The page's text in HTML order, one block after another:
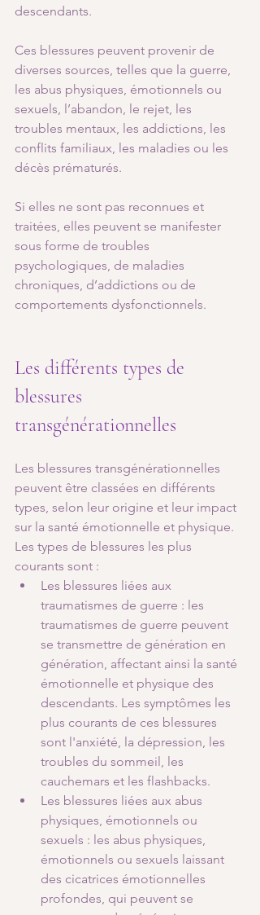
descendants.
Ces blessures peuvent provenir de
diverses sources, telles que la guerre,
les abus physiques, émotionnels ou
sexuels, l’abandon, le rejet, les
troubles mentaux, les addictions, les
conflits familiaux, les maladies ou les
décès prématurés.
Si elles ne sont pas reconnues et
traitées, elles peuvent se manifester
sous forme de troubles
psychologiques, de maladies
chroniques, d’addictions ou de
comportements dysfonctionnels.
Les différents types de
blessures
transgénérationnelles
Les blessures transgénérationnelles
peuvent être classées en différents
types, selon leur origine et leur impact
sur la santé émotionnelle et physique.
Les types de blessures les plus
courants sont :
Les blessures liées aux
traumatismes de guerre : les
traumatismes de guerre peuvent
se transmettre de génération en
génération, affectant ainsi la santé
émotionnelle et physique des
descendants. Les symptômes les
plus courants de ces blessures
sont l'anxiété, la dépression, les
troubles du sommeil, les
cauchemars et les flashbacks.
Les blessures liées aux abus
physiques, émotionnels ou
sexuels : les abus physiques,
émotionnels ou sexuels laissant
des cicatrices émotionnelles
profondes, qui peuvent se